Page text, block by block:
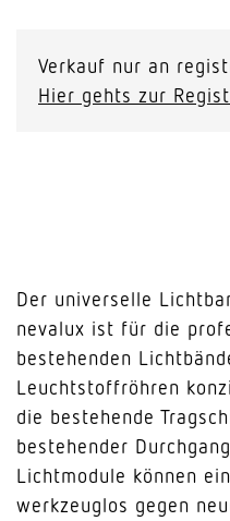
Verkauf nur an
Hier gehts zur
Der universelle
nevalux ist für die
bestehenden
Leuchtstoffröhren
die bestehende
bestehender
Lichtmodule können
werkzeuglos gegen